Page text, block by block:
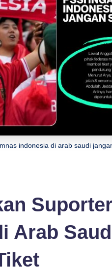
indonesia di arab saudi
Arab